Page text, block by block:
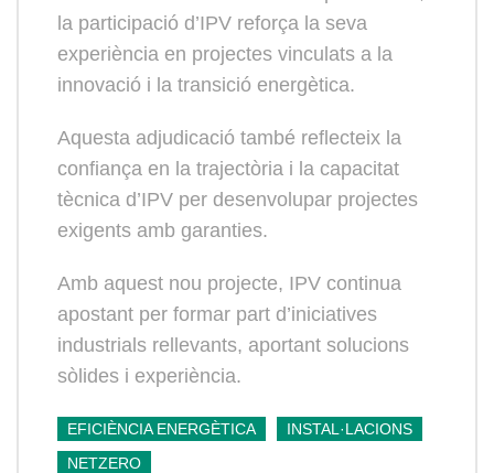
la participació d’IPV reforça la seva
experiència en projectes vinculats a la
innovació i la transició energètica.
Aquesta adjudicació també reflecteix la
confiança en la trajectòria i la capacitat
tècnica d’IPV per desenvolupar projectes
exigents amb garanties.
Amb aquest nou projecte, IPV continua
apostant per formar part d’iniciatives
industrials rellevants, aportant solucions
sòlides i experiència.
EFICIÈNCIA ENERGÈTICA
INSTAL·LACIONS
NETZERO